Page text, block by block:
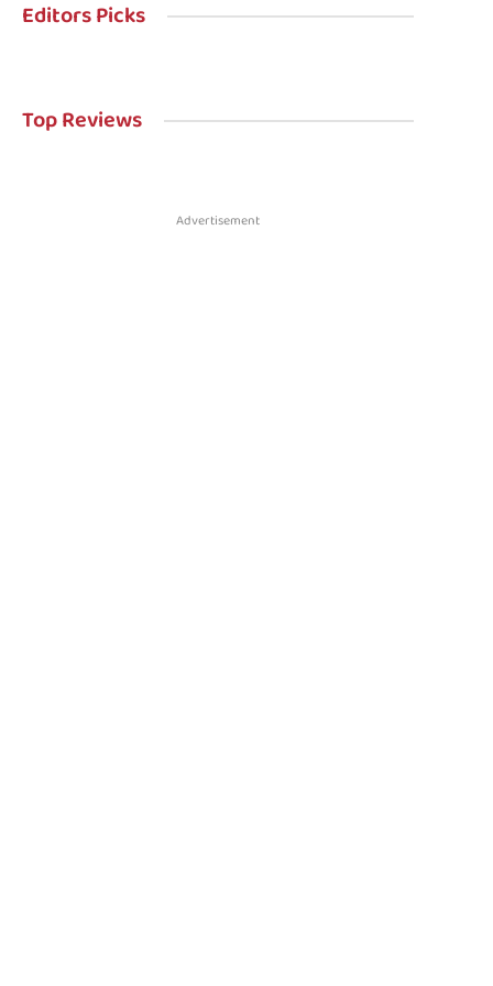
Editors Picks
Top Reviews
Advertisement